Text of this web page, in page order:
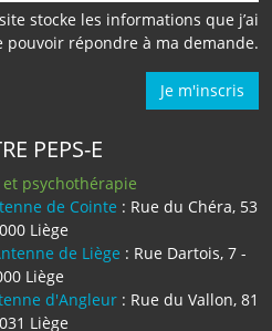
stocke les informations que j’ai
pouvoir répondre à ma demande.
Je m'inscris
PEPS-E
et psychothérapie
de Cointe : Rue du Chéra, 53
Liège
de Liège : Rue Dartois, 7 -
Liège
d'Angleur : Rue du Vallon, 81
Liège